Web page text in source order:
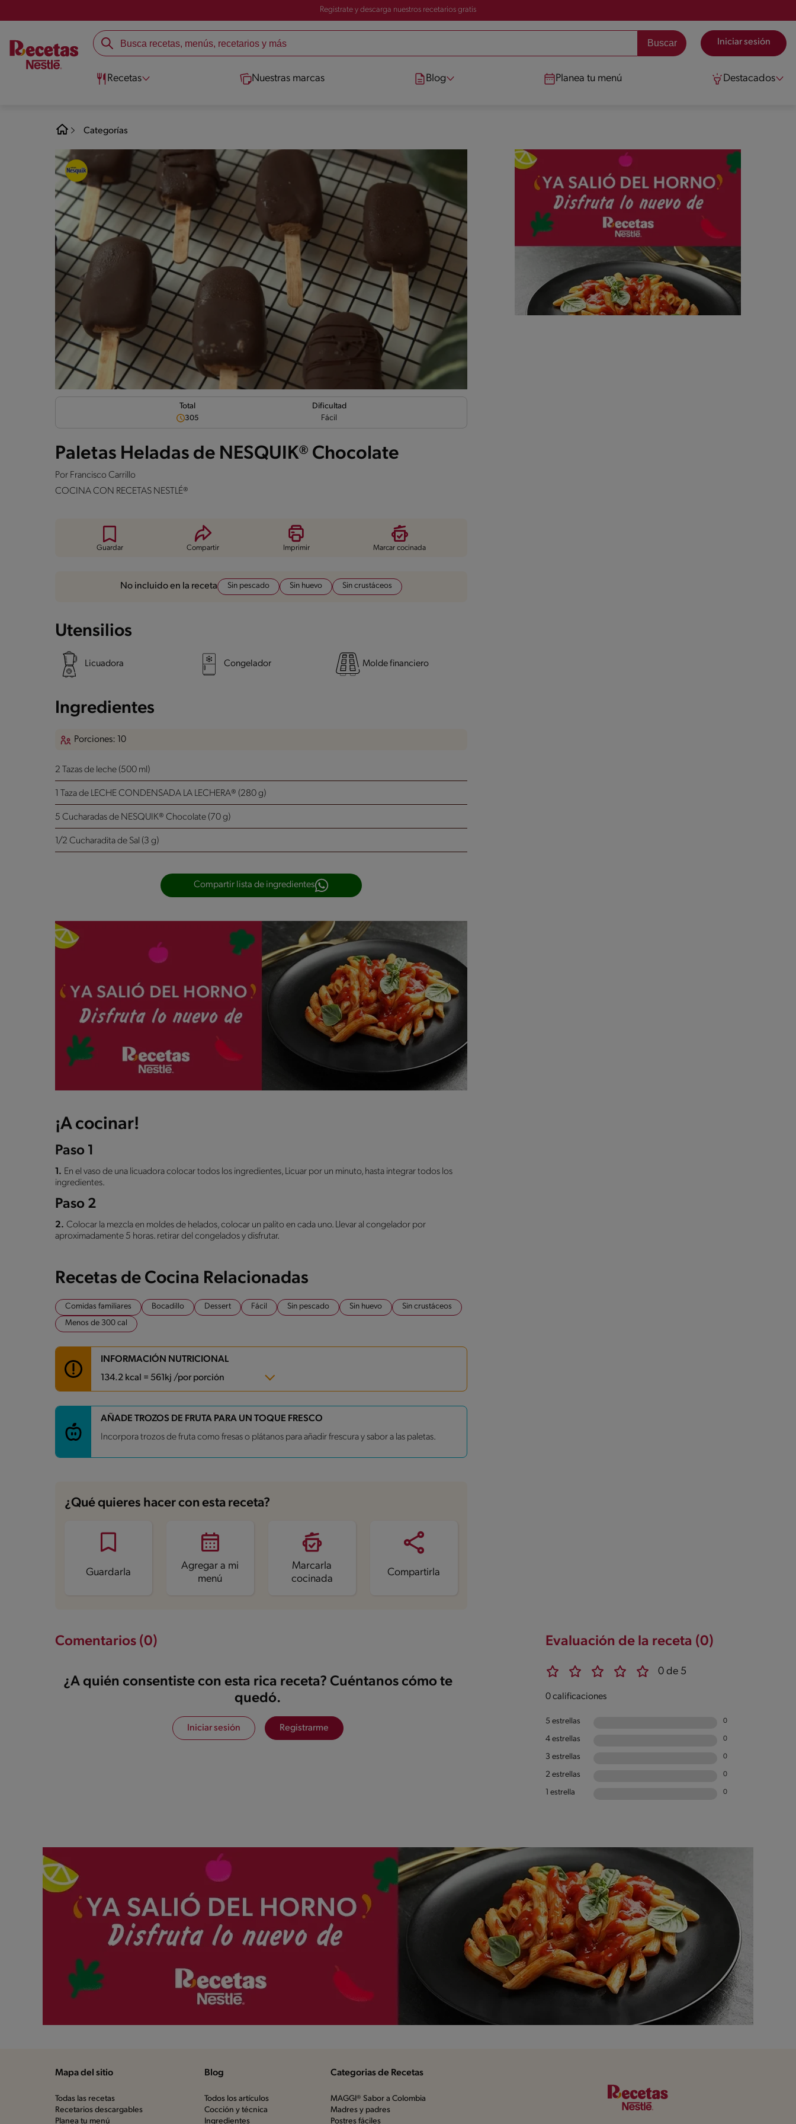
Registrate y descarga nuestros recetarios gratis
Iniciar sesión
Recetas Nuestras marcas Blog Planea tu menú Destacados
Categorías
Total
305
Dificultad
Fácil
Paletas Heladas de NESQUIK® Chocolate
Por Francisco Carrillo
COCINA CON RECETAS NESTLÉ®
Guardar Compartir Imprimir Marcar cocinada
No incluido en la receta Sin pescado Sin huevo Sin crustáceos
Utensilios
Licuadora Congelador Molde financiero
Ingredientes
Porciones: 10
2 Tazas de leche (500 ml)
1 Taza de LECHE CONDENSADA LA LECHERA® (280 g)
5 Cucharadas de NESQUIK® Chocolate (70 g)
1/2 Cucharadita de Sal (3 g)
Compartir lista de ingredientes
¡A cocinar!
Paso 1
1. En el vaso de una licuadora colocar todos los ingredientes, Licuar por un minuto, hasta integrar todos los
ingredientes.
Paso 2
2. Colocar la mezcla en moldes de helados, colocar un palito en cada uno. Llevar al congelador por
aproximadamente 5 horas. retirar del congelados y disfrutar.
Recetas de Cocina Relacionadas
Comidas familiares Bocadillo Dessert Fácil Sin pescado Sin huevo
Sin crustáceos
Menos de 300 cal
INFORMACIÓN NUTRICIONAL
134.2 kcal = 561kj /por porción
Carbohidratos 21.8 g
Grasas 3.8 g
Azúcares
21.5 g
AÑADE TROZOS DE FRUTA PARA UN TOQUE FRESCO
Incorpora trozos de fruta como fresas o plátanos para añadir frescura y sabor a las paletas.
¿Qué quieres hacer con esta receta?
Guardarla
Agregar a mi
menú
Marcarla
cocinada
Compartirla
Evaluación de la receta (0)
0 de 5
0 calificaciones
5 estrellas 0
4 estrellas 0
3 estrellas 0
2 estrellas 0
1 estrella 0
Comentarios (0)
¿A quién consentiste con esta rica receta? Cuéntanos cómo te
quedó.
Iniciar sesión Registrarme
Mapa del sitio
Todas las recetas
Recetarios descargables
Planea tu menú
Blog
Todos los artículos
Cocción y técnica
Ingredientes
Categorias de Recetas
MAGGI® Sabor a Colombia
Madres y padres
Postres fáciles